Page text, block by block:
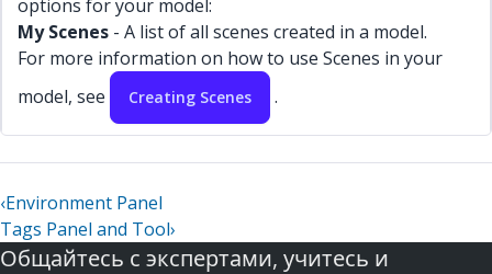
options for your model:
My Scenes - A list of all scenes created in a model.
For more information on how to use Scenes in your
model, see
Creating Scenes .
‹Environment Panel
Tags Panel and Tool›
Общайтесь с экспертами, учитесь и